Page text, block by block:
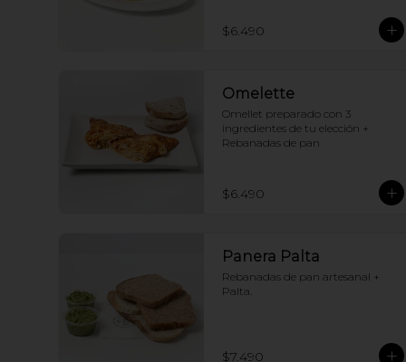
$6.490
Omelette
Omellet preparado con 3
ingredientes de tu elección +
Rebanadas de pan
$6.490
Panera Palta
Rebanadas de pan artesanal +
Palta.
$7.490